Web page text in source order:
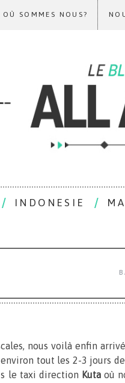
OÙ SOMMES NOUS?
INDONESIE
nous voilà enfin
tout les 2-3 jours
le taxi direction Kuta où